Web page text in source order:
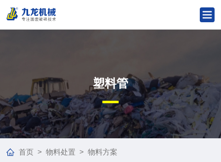
塑料管
首页 > 物料处置 > 物料方案